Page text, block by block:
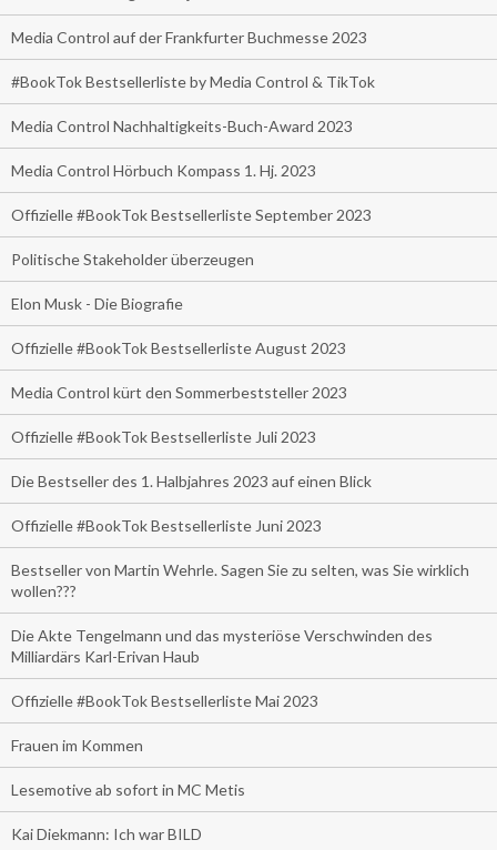
Media Control auf der Frankfurter Buchmesse 2023
#BookTok Bestsellerliste by Media Control & TikTok
Media Control Nachhaltigkeits-Buch-Award 2023
Media Control Hörbuch Kompass 1. Hj. 2023
Offizielle #BookTok Bestsellerliste September 2023
Politische Stakeholder überzeugen
Elon Musk - Die Biografie
Offizielle #BookTok Bestsellerliste August 2023
Media Control kürt den Sommerbeststeller 2023
Offizielle #BookTok Bestsellerliste Juli 2023
Die Bestseller des 1. Halbjahres 2023 auf einen Blick
Offizielle #BookTok Bestsellerliste Juni 2023
Bestseller von Martin Wehrle. Sagen Sie zu selten, was Sie wirklich
wollen???
Die Akte Tengelmann und das mysteriöse Verschwinden des
Milliardärs Karl-Erivan Haub
Offizielle #BookTok Bestsellerliste Mai 2023
Frauen im Kommen
Lesemotive ab sofort in MC Metis
Kai Diekmann: Ich war BILD